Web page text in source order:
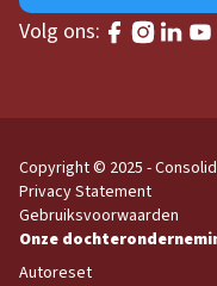
Volg ons:
Copyright © 2025 - Consolid
Privacy Statement
Gebruiksvoorwaarden
Autoreset